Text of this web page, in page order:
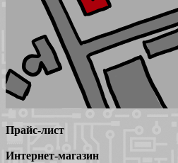
Прайс-лист
Интернет-магазин